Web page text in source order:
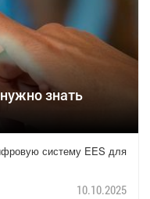
знать
систему EES для
10.10.2025